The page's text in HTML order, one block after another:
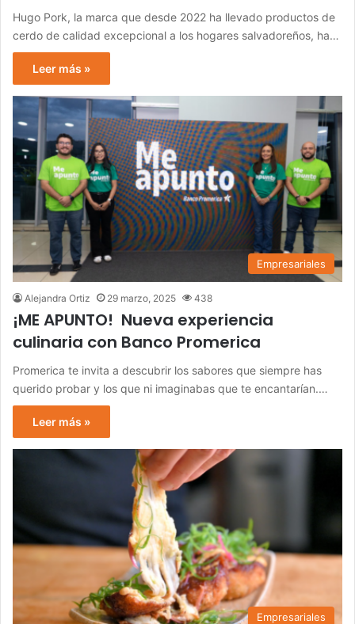
Hugo Pork, la marca que desde 2022 ha llevado productos de
cerdo de calidad excepcional a los hogares salvadoreños, ha…
Leer más »
Empresariales
Alejandra Ortiz 29 marzo, 2025 438
¡ME APUNTO! Nueva experiencia
culinaria con Banco Promerica
Promerica te invita a descubrir los sabores que siempre has
querido probar y los que ni imaginabas que te encantarían.…
Leer más »
Empresariales